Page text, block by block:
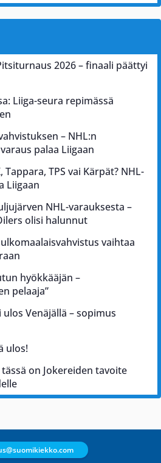
2026 – finaali päättyi
Liiga-seura repimässä
– NHL:n
palaa Liigaan
Tappara, TPS vai Kärpät? NHL-
Liigaan
NHL-varauksesta –
olisi halunnut
vaihtaa
hyökkääjän –
pelaaja”
Venäjällä – sopimus
ulos!
on Jokereiden tavoite